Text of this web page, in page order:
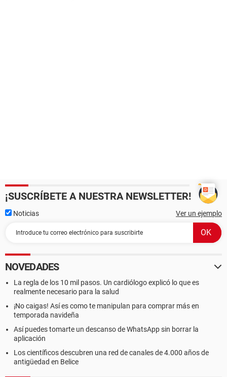
¡SUSCRÍBETE A NUESTRA NEWSLETTER!
Noticias Ver un ejemplo
NOVEDADES
La regla de los 10 mil pasos. Un cardiólogo explicó lo que es
realmente necesario para la salud
¡No caigas! Así es como te manipulan para comprar más en
temporada navideña
Así puedes tomarte un descanso de WhatsApp sin borrar la
aplicación
Los científicos descubren una red de canales de 4.000 años de
antigüedad en Belice